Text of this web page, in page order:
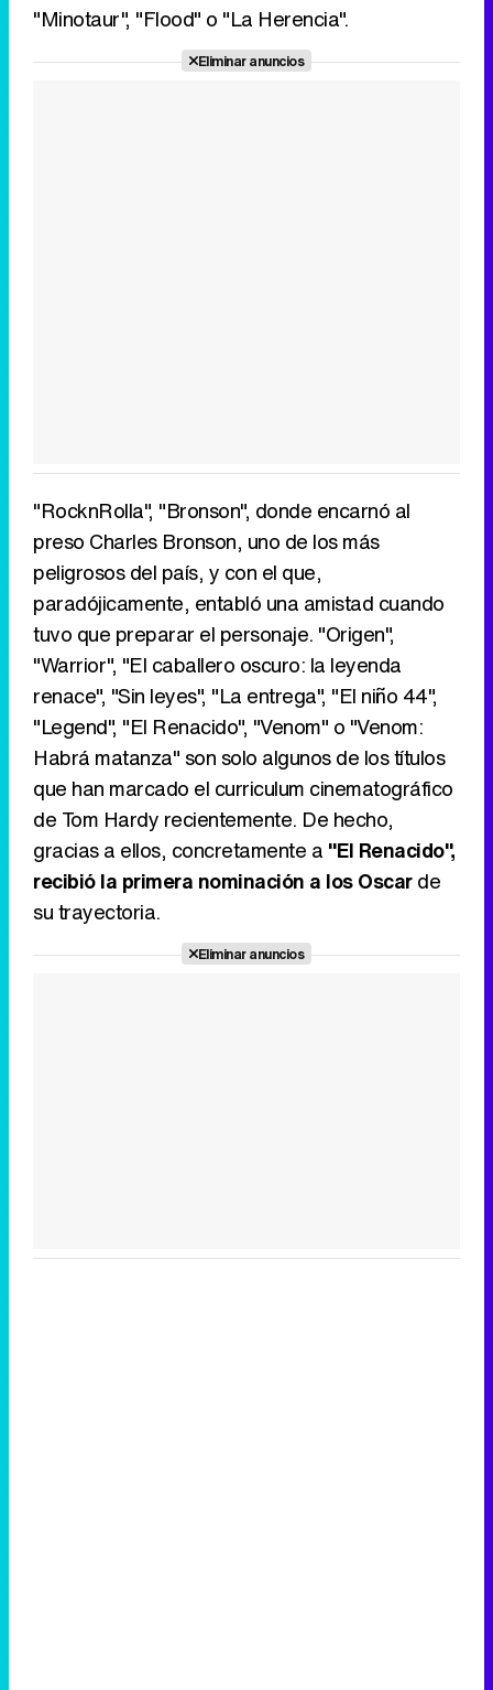
"Minotaur", "Flood" o "La Herencia".
Eliminar anuncios
"RocknRolla", "Bronson", donde encarnó al
preso Charles Bronson, uno de los más
peligrosos del país, y con el que,
paradójicamente, entabló una amistad cuando
tuvo que preparar el personaje. "Origen",
"Warrior", "El caballero oscuro: la leyenda
renace", "Sin leyes", "La entrega", "El niño 44",
"Legend", "El Renacido", "Venom" o "Venom:
Habrá matanza" son solo algunos de los títulos
que han marcado el curriculum cinematográfico
de Tom Hardy recientemente. De hecho,
gracias a ellos, concretamente a "El Renacido",
recibió la primera nominación a los Oscarde
su trayectoria.
Eliminar anuncios